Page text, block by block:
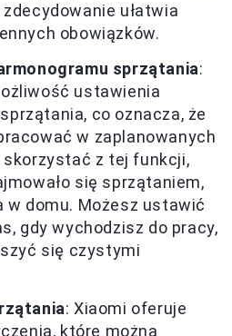
ułatwia
obowiązków.
sprzątania:
ustawienia
co oznacza, że
w zaplanowanych
skorzystać z tej funkcji,
się sprzątaniem,
w domu. Możesz ustawić
gdy wychodzisz do pracy,
się czystymi
: Xiaomi oferuje
które można